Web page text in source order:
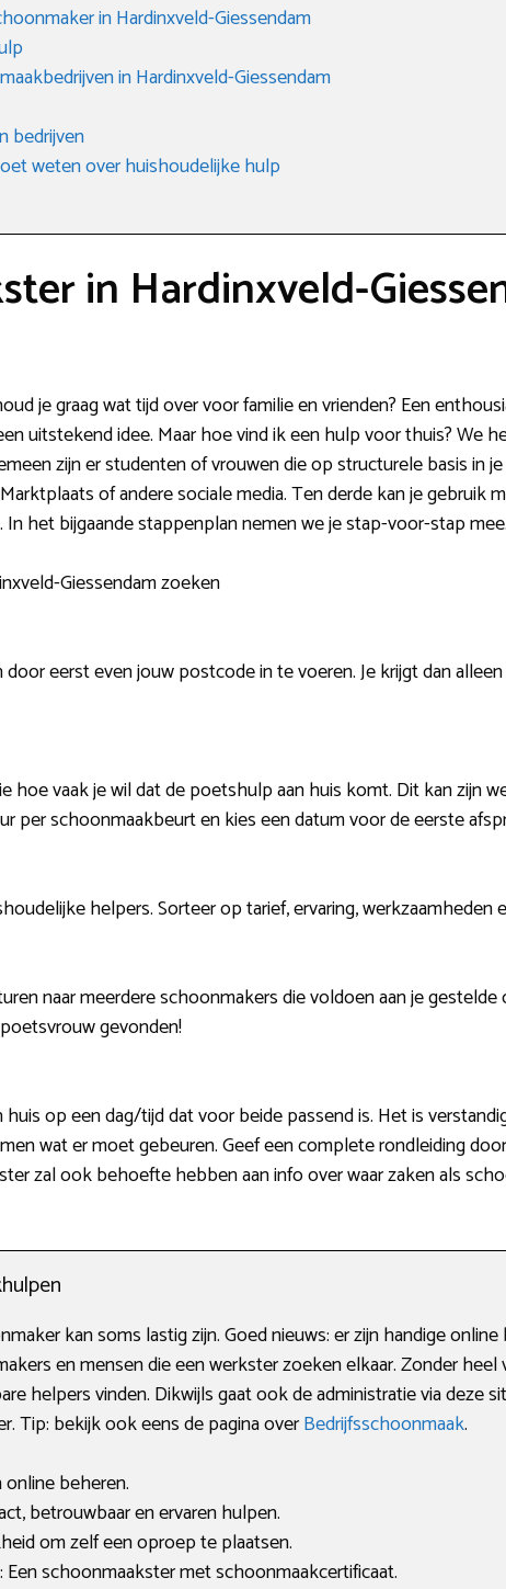
in Hardinxveld-Giessendam
in Hardinxveld-Giessendam
bedrijven
weten over huishoudelijke hulp
in Hardinxveld-
je graag wat tijd over voor familie en vrienden? Een
uitstekend idee. Maar hoe vind ik een hulp voor thuis? We
zijn er studenten of vrouwen die op structurele basis in
of andere sociale media. Ten derde kan je gebruik
het bijgaande stappenplan nemen we je stap-voor-stap mee.
Giessendam zoeken
eerst even jouw postcode in te voeren. Je krijgt dan
hoe vaak je wil dat de poetshulp aan huis komt. Dit kan zijn
per schoonmaakbeurt en kies een datum voor de eerste
helpers. Sorteer op tarief, ervaring, werkzaamheden
naar meerdere schoonmakers die voldoen aan je
gevonden!
op een dag/tijd dat voor beide passend is. Het is
wat er moet gebeuren. Geef een complete rondleiding
zal ook behoefte hebben aan info over waar zaken als
kan soms lastig zijn. Goed nieuws: er zijn handige
en mensen die een werkster zoeken elkaar. Zonder heel
helpers vinden. Dikwijls gaat ook de administratie via deze
Tip: bekijk ook eens de pagina overBedrijfsschoonmaak.
beheren.
betrouwbaar en ervaren hulpen.
om zelf een oproep te plaatsen.
schoonmaakster met schoonmaakcertificaat.